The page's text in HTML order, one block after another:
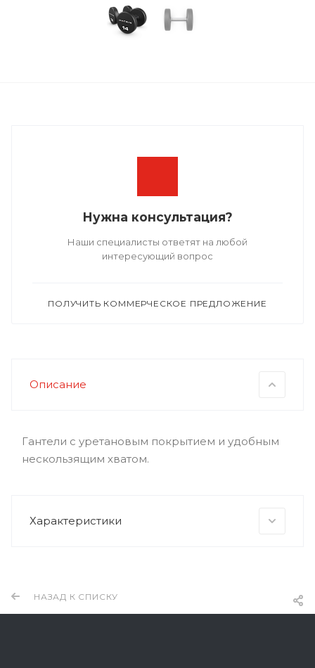
Нужна консультация?
Наши специалисты ответят на любой
интересующий вопрос
ПОЛУЧИТЬ КОММЕРЧЕСКОЕ ПРЕДЛОЖЕНИЕ
Описание
Гантели с уретановым покрытием и удобным
нескользящим хватом.
Характеристики
НАЗАД К СПИСКУ